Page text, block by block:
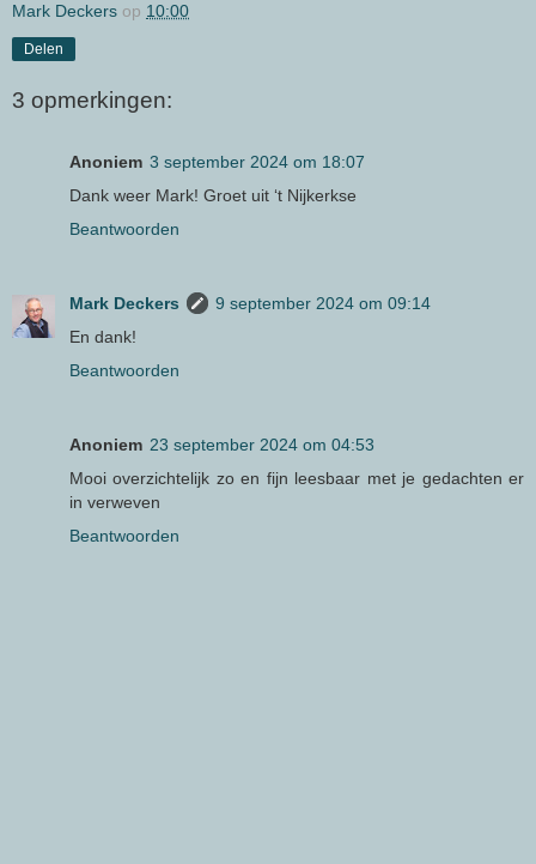
Mark Deckers op 10:00
Delen
3 opmerkingen:
Anoniem 3 september 2024 om 18:07
Dank weer Mark! Groet uit ‘t Nijkerkse
Beantwoorden
Mark Deckers
9 september 2024 om 09:14
En dank!
Beantwoorden
Anoniem 23 september 2024 om 04:53
Mooi overzichtelijk zo en fijn leesbaar met je gedachten er
in verweven
Beantwoorden